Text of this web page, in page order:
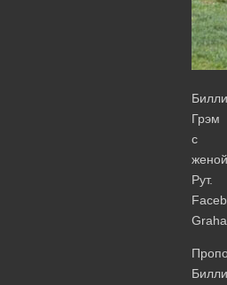
Билли
Грэм
с
женой
Рут.
Билли